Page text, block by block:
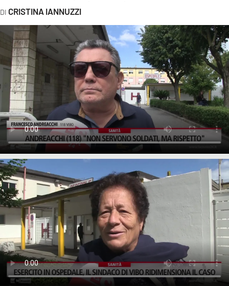
LACPLAY.IT
LACTV.IT
LACONAIR.IT
LACITYMAG.IT
ILREGGINO.IT
COSENZACHANNEL.IT
ILVIBONESE.IT
CATANZAROCHANNEL.IT
LACAPITALENEWS.IT
App
ANDROID
APPLE
CRISTINA IANNUZZI